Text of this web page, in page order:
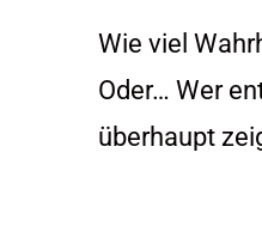
Wie viel
Oder… Wer
überhaupt